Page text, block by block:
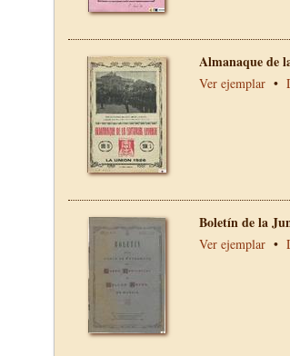
Almanaque de
Ver ejemplar •
Boletín de la
Ver ejemplar •